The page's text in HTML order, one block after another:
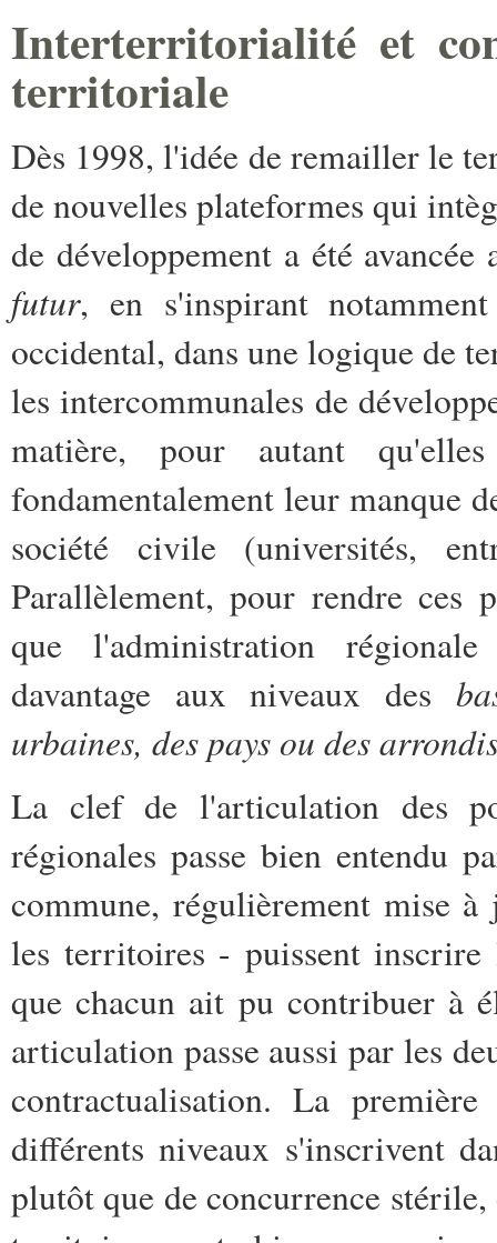
Interterritorialité et
territoriale
Dès 1998, l'idée de remailler le
de nouvelles plateformes qui
de développement a été
futur, en s'inspirant
occidental, dans une logique de
les intercommunales de
matière, pour autant
fondamentalement leur manque
société civile (universités,
Parallèlement, pour rendre ces
que l'administration
davantage aux niveaux des
urbaines, des pays ou des
La clef de l'articulation des
régionales passe bien entendu
commune, régulièrement mise
les territoires - puissent
que chacun ait pu contribuer à
articulation passe aussi par les
contractualisation. La
différents niveaux s'inscrivent
plutôt que de concurrence